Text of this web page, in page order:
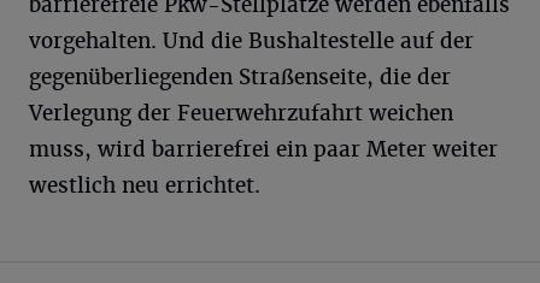
vorgehalten. Und die Bushaltestelle auf der
gegenüberliegenden Straßenseite, die der
Verlegung der Feuerwehrzufahrt weichen
muss, wird barrierefrei ein paar Meter weiter
westlich neu errichtet.